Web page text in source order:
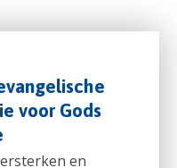
voor Gods
en